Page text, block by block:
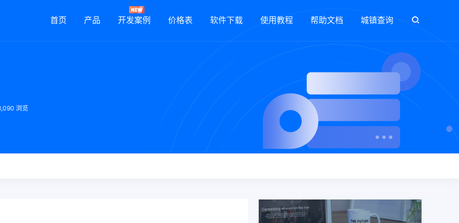
首页 产品 开发案例 价格表 软件下载 使用教程 帮助文档 城镇查询
浏览